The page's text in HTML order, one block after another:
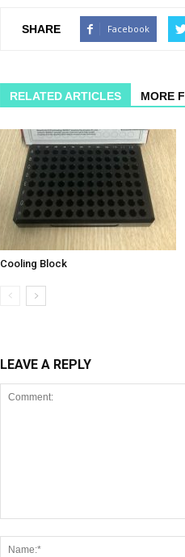
SHARE Facebook
RELATED ARTICLES MORE
Cooling Block
LEAVE A REPLY